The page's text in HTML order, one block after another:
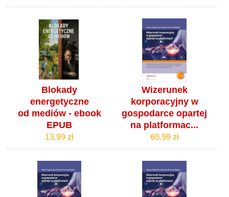
Blokady
energetyczne
od mediów - ebook
EPUB
13.99 zł
Wizerunek
korporacyjny w
gospodarce opartej
na platformac...
60.99 zł